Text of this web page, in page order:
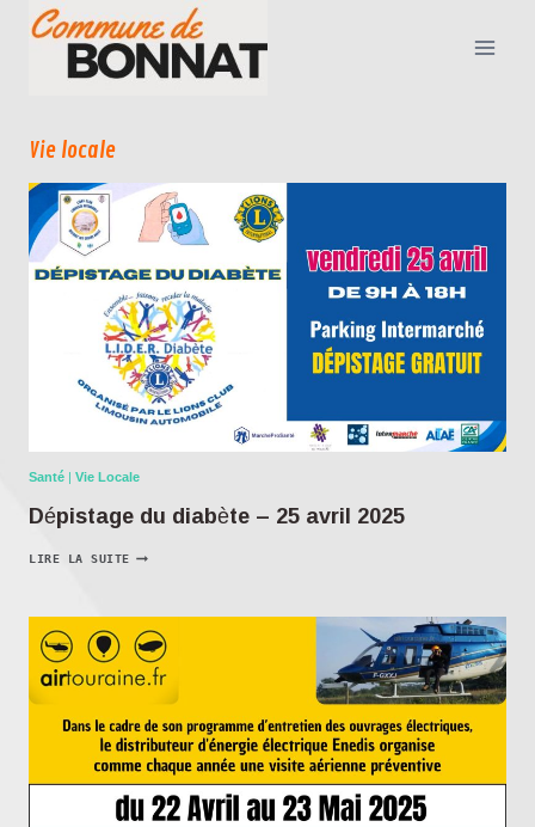
Vie locale
Santé | Vie Locale
Dépistage du diabète – 25 avril 2025
LIRE LA SUITE